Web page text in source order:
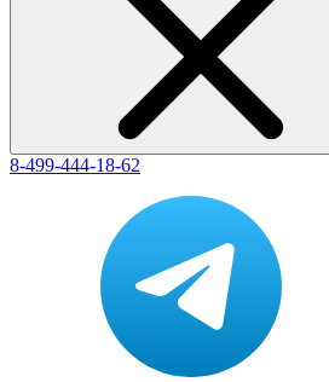
8-499-444-18-62